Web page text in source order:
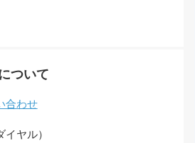
ついて
合わせ
ヤル）